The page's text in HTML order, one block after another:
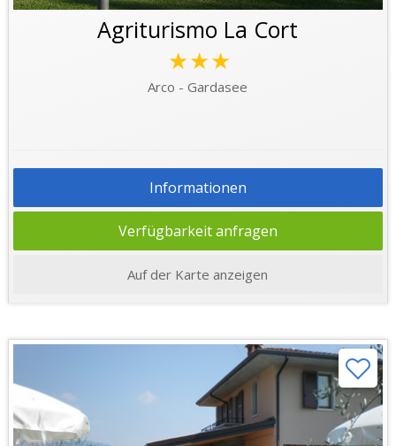
Agriturismo La Cort
★★★
Arco - Gardasee
Informationen
Verfügbarkeit anfragen
Auf der Karte anzeigen